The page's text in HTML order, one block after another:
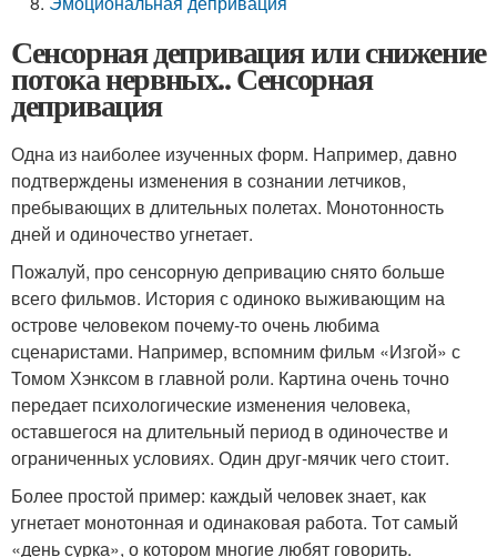
Сенсорная депривация или снижение
потока нервных.. Сенсорная
депривация
Одна из наиболее изученных форм. Например, давно
подтверждены изменения в сознании летчиков,
пребывающих в длительных полетах. Монотонность
дней и одиночество угнетает.
Пожалуй, про сенсорную депривацию снято больше
всего фильмов. История с одиноко выживающим на
острове человеком почему-то очень любима
сценаристами. Например, вспомним фильм «Изгой» с
Томом Хэнксом в главной роли. Картина очень точно
передает психологические изменения человека,
оставшегося на длительный период в одиночестве и
ограниченных условиях. Один друг-мячик чего стоит.
Более простой пример: каждый человек знает, как
угнетает монотонная и одинаковая работа. Тот самый
«день сурка», о котором многие любят говорить.